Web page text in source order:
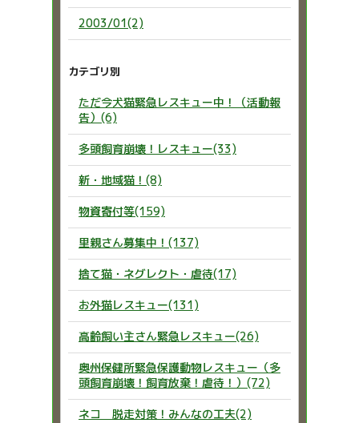
2003/01(2)
カテゴリ別
ただ今犬猫緊急レスキュー中！（活動報
告）(6)
多頭飼育崩壊！レスキュー(33)
新・地域猫！(8)
物資寄付等(159)
里親さん募集中！(137)
捨て猫・ネグレクト・虐待(17)
お外猫レスキュー(131)
高齢飼い主さん緊急レスキュー(26)
奥州保健所緊急保護動物レスキュー（多
頭飼育崩壊！飼育放棄！虐待！）(72)
ネコ 脱走対策！みんなの工夫(2)